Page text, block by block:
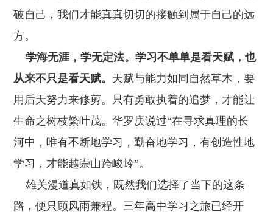
破自己，我们才能真真切切的接触到属于自己的远
方。
学海无涯，学无定法。学习不单单是看天赋，也
从来不只是看天赋。 天赋与能力如同自然草木，要
用后天努力来修剪。只有勇敢执着的追梦，才能让
生命之树枝繁叶茂。华罗庚说过“在寻求真理的长
河中，唯有不断地学习，勤奋地学习，有创造性地
学习，才能越崇山跨峻岭”。
雄关漫道真如铁，既然我们选择了当下的这条
路，便只顾风雨兼程。三年高中学习之旅已经开